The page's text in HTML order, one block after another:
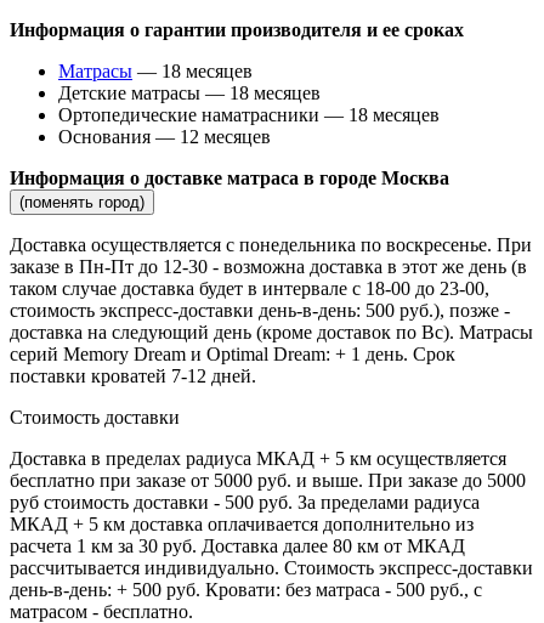
Информация о гарантии производителя и ее сроках
Матрасы — 18 месяцев
Детские матрасы — 18 месяцев
Ортопедические наматрасники — 18 месяцев
Основания — 12 месяцев
Информация о доставке матраса в городе Москва
(поменять город)
Доставка осуществляется c понедельника по воскресенье. При
заказе в Пн-Пт до 12-30 - возможна доставка в этот же день (в
таком случае доставка будет в интервале с 18-00 до 23-00,
стоимость экспресс-доставки день-в-день: 500 руб.), позже -
доставка на следующий день (кроме доставок по Вс). Матрасы
серий Memory Dream и Optimal Dream: + 1 день. Срок
поставки кроватей 7-12 дней.
Стоимость доставки
Доставка в пределах радиуса МКАД + 5 км осуществляется
бесплатно при заказе от 5000 руб. и выше. При заказе до 5000
руб стоимость доставки - 500 руб. За пределами радиуса
МКАД + 5 км доставка оплачивается дополнительно из
расчета 1 км за 30 руб. Доставка далее 80 км от МКАД
рассчитывается индивидуально. Стоимость экспресс-доставки
день-в-день: + 500 руб. Кровати: без матраса - 500 руб., с
матрасом - бесплатно.